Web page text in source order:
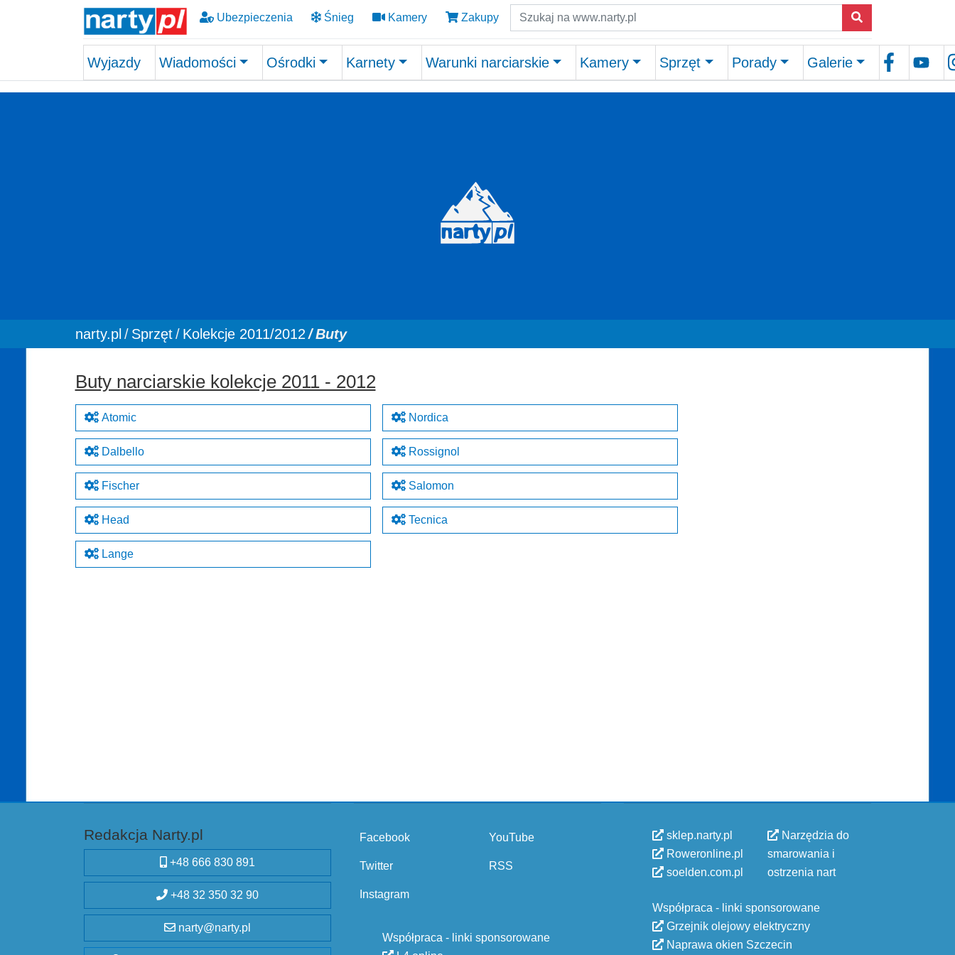
Ubezpieczenia Śnieg Kamery Zakupy Szukaj
Wyjazdy Wiadomości Ośrodki Karnety Warunki narciarskie Kamery Sprzęt Porady Galerie
You are here:
narty.pl Sprzęt Kolekcje 2011/2012 Buty
Buty narciarskie kolekcje 2011 - 2012
Atomic
Dalbello
Fischer
Head
Lange
Nordica
Rossignol
Salomon
Tecnica
Redakcja Narty.pl
+48 666 830 891
+48 32 350 32 90
narty@narty.pl
Facebook
Twitter
Instagram
YouTube
RSS
Współpraca - linki sponsorowane
sklep.narty.pl
Roweronline.pl
soelden.com.pl
Narzędzia do
smarowania i
ostrzenia nart
Współpraca - linki sponsorowane
Grzejnik olejowy elektryczny
Naprawa okien Szczecin